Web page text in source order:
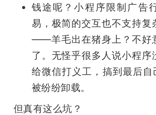
钱途呢？小程序限制广告
易，极简的交互也不支持复
——羊毛出在猪身上？不好
了。无怪乎很多人说小程序
给微信打义工，搞到最后
被纷纷卸载。
但真有这么坑？